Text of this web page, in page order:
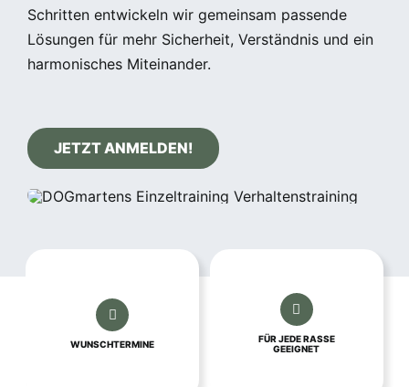
Schritten entwickeln wir gemeinsam passende
Lösungen für mehr Sicherheit, Verständnis und ein
harmonisches Miteinander.
JETZT ANMELDEN!
WUNSCHTERMINE
FÜR JEDE RASSE
GEEIGNET